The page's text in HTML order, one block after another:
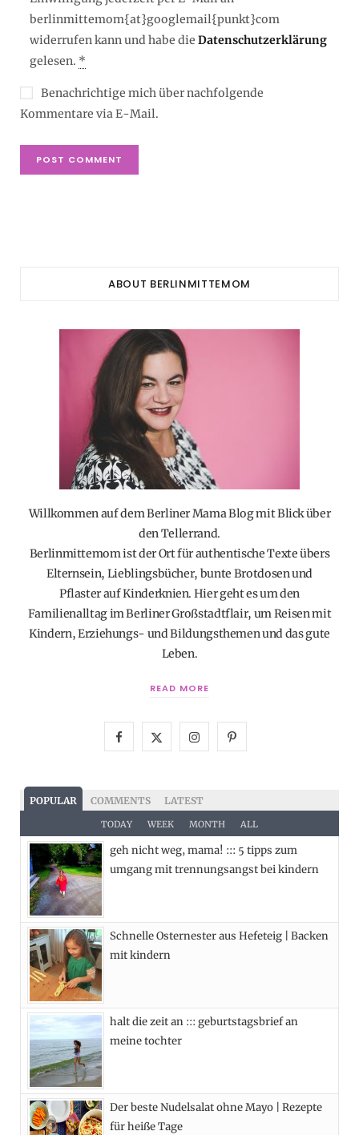
berlinmittemom{at}googlemail{punkt}com
widerrufen kann und habe die Datenschutzerklärung
gelesen. *
Benachrichtige mich über nachfolgende
Kommentare via E-Mail.
ABOUT BERLINMITTEMOM
Willkommen auf dem Berliner Mama Blog mit Blick über
den Tellerrand.
Berlinmittemom ist der Ort für authentische Texte übers
Elternsein, Lieblingsbücher, bunte Brotdosen und
Pflaster auf Kinderknien. Hier geht es um den
Familienalltag im Berliner Großstadtflair, um Reisen mit
Kindern, Erziehungs- und Bildungsthemen und das gute
Leben.
READ MORE
c
e
b
k
T
w
i
e
I
s
t
a
a
P
e
s
POPULAR COMMENTS LATEST
TODAY WEEK MONTH ALL
geh nicht weg, mama! ::: 5 tipps zum
umgang mit trennungsangst bei kindern
Schnelle Osternester aus Hefeteig | Backen
mit kindern
halt die zeit an ::: geburtstagsbrief an
meine tochter
Der beste Nudelsalat ohne Mayo | Rezepte
für heiße Tage